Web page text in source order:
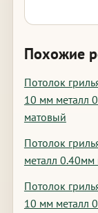
Похожие
Потолок
10 мм металл
матовый
Потолок
металл 0.40мм
Потолок
10 мм металл